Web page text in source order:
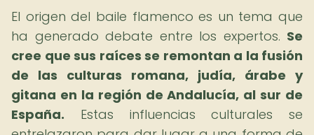
El origen del baile flamenco es un tema que
ha generado debate entre los expertos. Se
cree que sus raíces se remontan a la fusión
de las culturas romana, judía, árabe y
gitana en la región de Andalucía, al sur de
España. Estas influencias culturales se